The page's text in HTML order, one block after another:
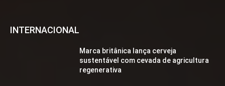
INTERNACIONAL
Marca britânica lança cerveja
sustentável com cevada de agricultura
regenerativa